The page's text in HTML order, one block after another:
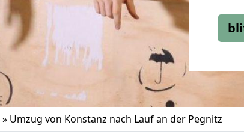
» Umzug von Konstanz nach Lauf an der Pegnitz